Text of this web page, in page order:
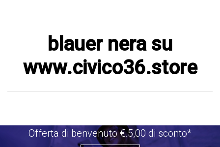
blauer nera su
www.civico36.store
Offerta di benvenuto €.5,00 di sconto*